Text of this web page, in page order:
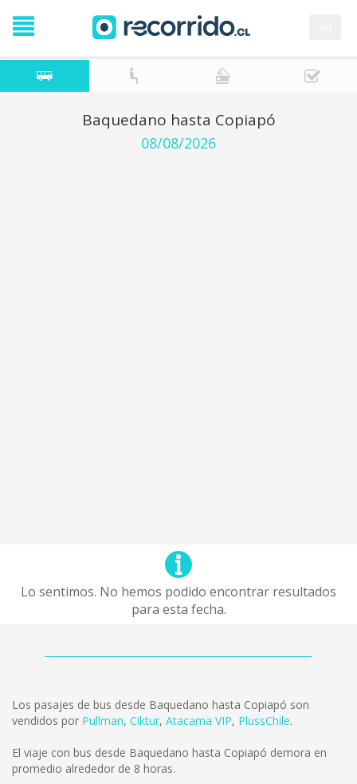
Baquedano hasta Copiapó
08/08/2026
Lo sentimos. No hemos podido encontrar resultados
para esta fecha.
Los pasajes de bus desde Baquedano hasta Copiapó son
vendidos por Pullman, Ciktur, Atacama VIP, PlussChile.
El viaje con bus desde Baquedano hasta Copiapó demora en
promedio alrededor de 8 horas.